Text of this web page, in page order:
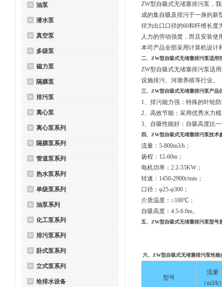
油泵
潜水泵
真空泵
多级泵
磁力泵
隔膜泵
排污泵
离心泵
离心泵系列
隔膜泵系列
管道泵系列
热水泵系列
单级泵系列
油泵系列
化工泵系列
排污泵系列
卧式泵系列
立式泵系列
给排水设备
ZW型自吸式无堵塞排污泵，
成的集自吸及排污于一身的新
径为出口口径的60和纤维长度
人力的劳动强度，而且安装
本司产品全部采用计算机设计
二、ZW型自吸式无堵塞排污泵适用
ZW型自吸式无堵塞排污泵适
设施排污、河塘养殖等行业。
三、ZW型自吸式无堵塞排污泵产品
1、排污能力强：特殊的叶轮
2、高效节能：采用优秀水力
3、自吸性能好：自吸高度比
四、ZW型自吸式无堵塞排污泵技术
流量：5-800m3/h；
扬程：12-60m；
电机功率：2.2-55KW；
转速：1450-2900r/min；
口径：φ25-φ300；
介质温度：≤100℃；
自吸高度：4.5-6.0m。
五、ZW型自吸式无堵塞排污泵型号
六、 ZW型自吸式无堵塞排污泵性能
型号
流量
（m3/h